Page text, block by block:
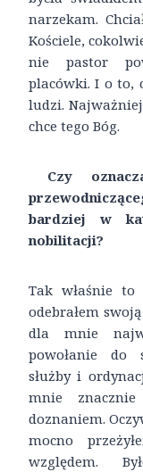
narzekam.
Kościele,
nie pastor
placówki. I o to,
ludzi.
chce tego Bóg.
Czy
bardziej w
nobilitacji?
Tak właśnie
odebrałem
dla mnie
powołanie do
służby i
mnie znacznie
doznaniem.
mocno
względem.